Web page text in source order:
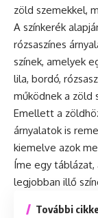
zöld szemekkel,
A színkerék
rózsaszínes
színek, amelyek
lila, bordó,
működnek a zöld
Emellett a
árnyalatok is
kiemelve azok
Íme egy táblázat,
legjobban illő
További